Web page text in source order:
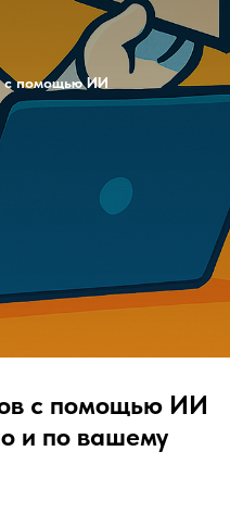
с помощью ИИ
с помощью ИИ
и по вашему